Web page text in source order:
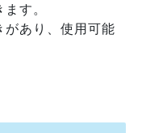
す。
があり、使用可能